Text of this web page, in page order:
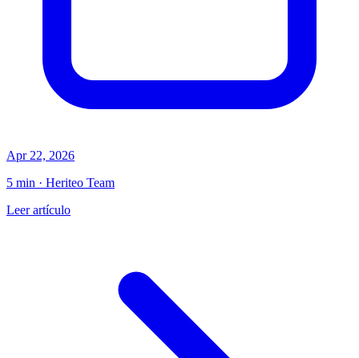
Apr 22, 2026
5 min · Heriteo Team
Leer artículo